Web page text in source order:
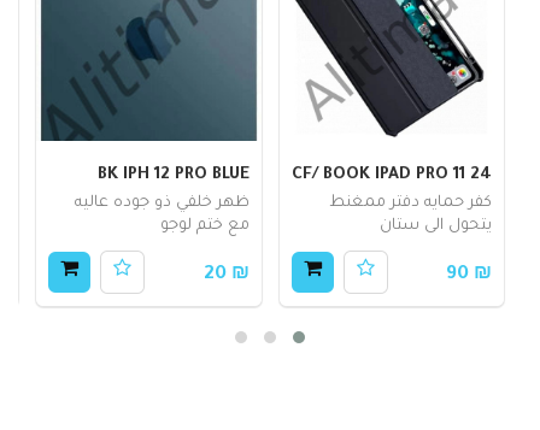
CF/ BOOK IPAD PRO 11 24
كفر حمايه دفتر ممغنط
يتحول الى ستان
₪ 90
BK IPH 12 PRO BLUE
ظهر خلفي ذو جوده عاليه
مع ختم لوجو
₪ 20